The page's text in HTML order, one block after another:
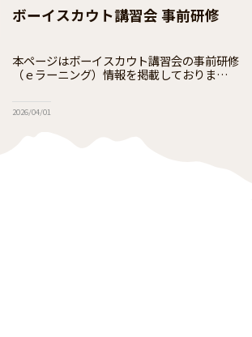
ボーイスカウト講習会 事前研修
本ページはボーイスカウト講習会の事前研修
（ｅラーニング）情報を掲載しております
ーイスカウトの概要とスカウト教育の原理
2026/04/01